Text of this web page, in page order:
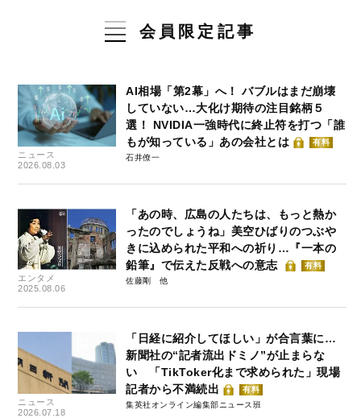
会員限定記事
ニュース
2026.08.03
AI相場「第2幕」へ！ バブルはまだ崩壊
していない…大化け期待の注目銘柄５
選！ NVIDIA一強時代に終止符を打つ「誰
もが知っている」あの会社とは
有料
石井僚一
エンタメ
2025.08.06
「あの時、広島の人たちは、もっと熱か
ったのでしょうね」美空ひばりのつぶや
きに込められた平和への祈り…『一本の
鉛筆』で伝えた反戦への意志
有料
佐藤剛
ニュース
2026.07.18
「日経に紹介してほしい」が合言葉に…
新聞社の“記者流出ドミノ”が止まらな
い 「TikToker化まで求められた」現場
記者から不満続出
有料
集英社オンライン編集部ニュース班